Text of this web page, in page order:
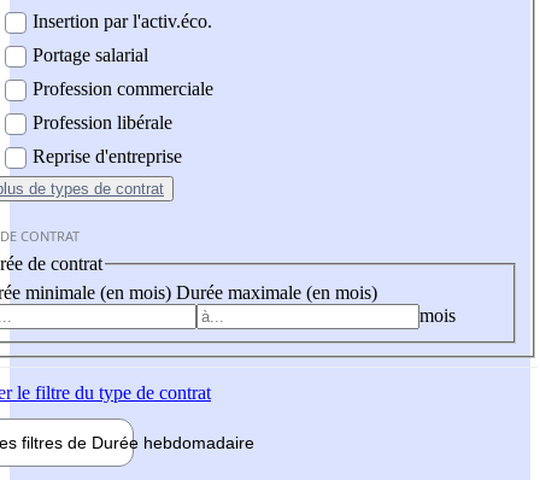
Insertion par l'activ.éco.
Portage salarial
Profession commerciale
Profession libérale
Reprise d'entreprise
de types de contrat
CONTRAT
de contrat
minimale (en mois) Durée maximale (en mois)
mois
le filtre du type de contrat
filtres de Durée hebdomadaire